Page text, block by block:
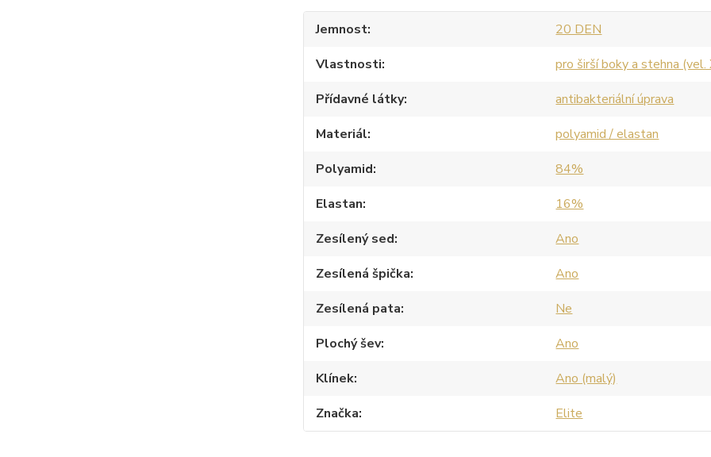
Jemnost
20 DEN
Vlastnosti
pro širší boky a stehna (vel.
Přídavné látky
antibakteriální úprava
Materiál
polyamid / elastan
Polyamid
84%
Elastan
16%
Zesílený sed
Ano
Zesílená špička
Ano
Zesílená pata
Ne
Plochý šev
Ano
Klínek
Ano (malý)
Značka
Elite